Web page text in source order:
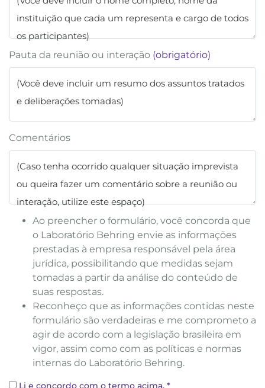
instituição que cada um representa e cargo de todos
os participantes)
Pauta da reunião ou interação (obrigatório)
(Você deve incluir um resumo dos assuntos tratados
e deliberações tomadas)
Comentários
(Caso tenha ocorrido qualquer situação imprevista
ou queira fazer um comentário sobre a reunião ou
interação, utilize este espaço)
Ao preencher o formulário, você concorda que
o Laboratório Behring envie as informações
prestadas à empresa responsável pela área
jurídica, possibilitando que medidas sejam
tomadas a partir da análise do conteúdo de
suas respostas.
Reconheço que as informações contidas neste
formulário são verdadeiras e me comprometo a
agir de acordo com a legislação brasileira em
vigor, assim como com as políticas e normas
internas do Laboratório Behring.
Li e concordo com o termo acima. *